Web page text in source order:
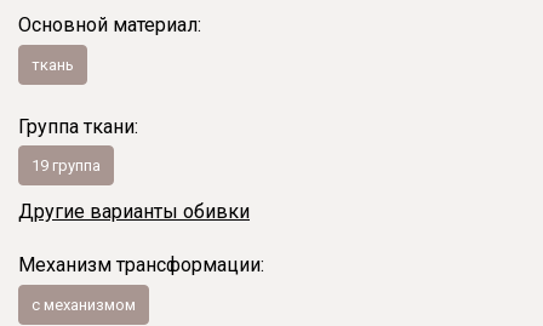
Основной материал:
ткань
Группа ткани:
19 группа
Другие варианты обивки
Механизм трансформации:
с механизмом